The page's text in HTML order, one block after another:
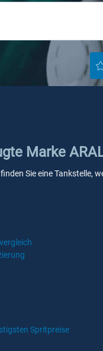
Marke
Sie eine Tankstelle,
Spritpreise